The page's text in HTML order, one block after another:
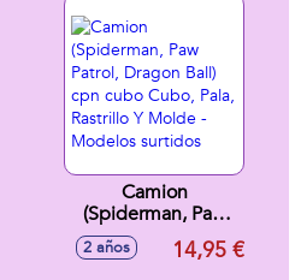
Camion
(Spiderman, Paw
Patrol, Dragon Ball)
cpn cubo Cubo,
2 años 14,95 €